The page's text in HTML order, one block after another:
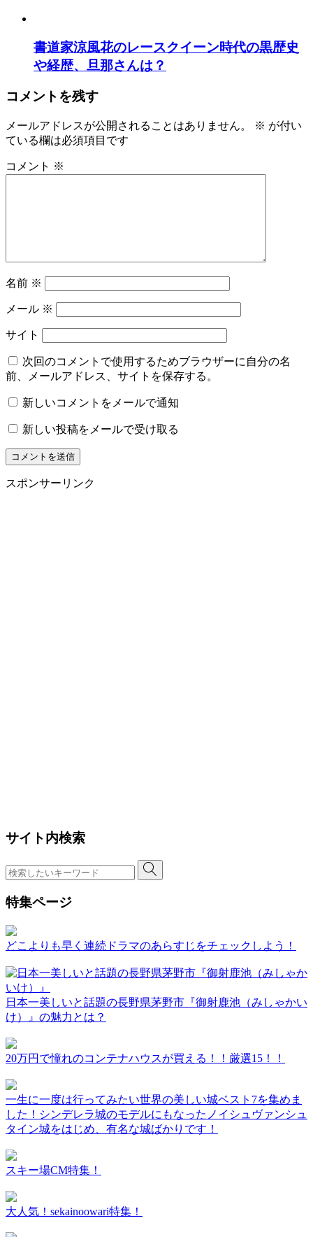
書道家涼風花のレースクイーン時代の黒歴史
や経歴、旦那さんは？
コメントを残す
メールアドレスが公開されることはありません。 ※ が付い
ている欄は必須項目です
コメント ※
名前 ※
メール ※
サイト
次回のコメントで使用するためブラウザーに自分の名
前、メールアドレス、サイトを保存する。
新しいコメントをメールで通知
新しい投稿をメールで受け取る
スポンサーリンク
サイト内検索
特集ページ
どこよりも早く連続ドラマのあらすじをチェックしよう！
日本一美しいと話題の長野県茅野市『御射鹿池（みしゃかい
け）』の魅力とは？
20万円で憧れのコンテナハウスが買える！！厳選15！！
一生に一度は行ってみたい世界の美しい城ベスト7を集めま
した！シンデレラ城のモデルにもなったノイシュヴァンシュ
タイン城をはじめ、有名な城ばかりです！
スキー場CM特集！
大人気！sekainoowari特集！